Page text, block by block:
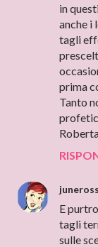
in
anche i
tagli
prima
Tanto
juneross
E
tagli
sulle